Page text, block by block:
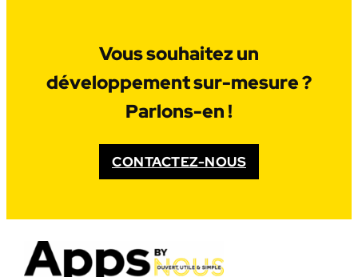
Vous souhaitez un
développement sur-mesure ?
Parlons-en !
CONTACTEZ-NOUS